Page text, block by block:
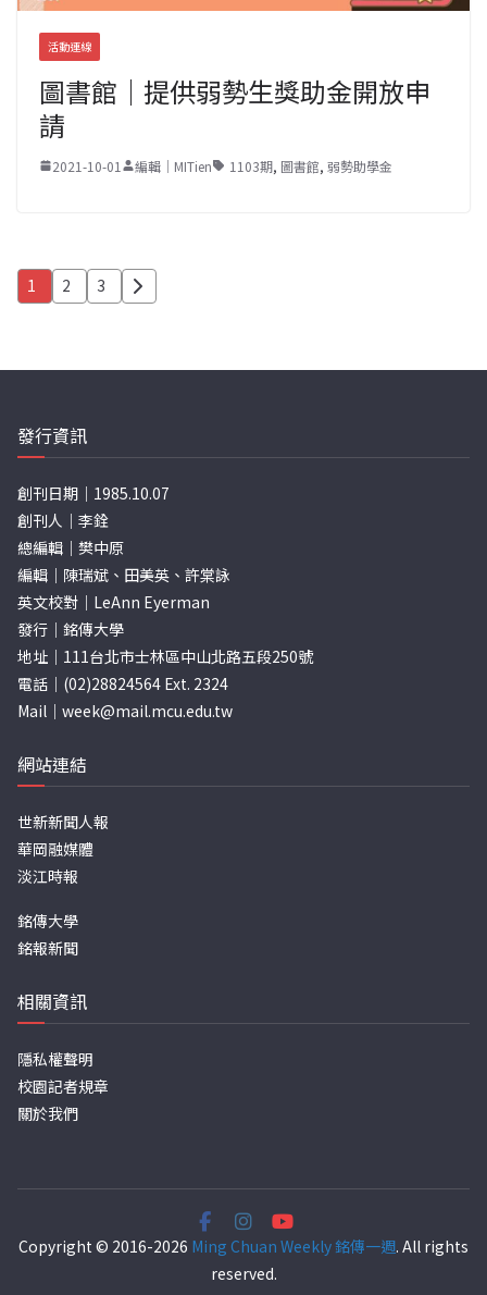
活動連線
圖書館｜提供弱勢生獎助金開放申
請
2021-10-01 編輯｜MITien 1103期, 圖書館, 弱勢助學金
文
分
頁
1 2 3
發行資訊
創刊日期｜1985.10.07
創刊人｜李銓
總編輯｜樊中原
編輯｜陳瑞斌、田美英、許棠詠
英文校對｜LeAnn Eyerman
發行｜銘傳大學
地址｜111台北市士林區中山北路五段250號
電話｜(02)28824564 Ext. 2324
Mail｜ week@mail.mcu.edu.tw
網站連結
世新新聞人報
華岡融媒體
淡江時報
銘傳大學
銘報新聞
相關資訊
隱私權聲明
校園記者規章
關於我們
Copyright © 2016-2026 Ming Chuan Weekly 銘傳一週. All rights
reserved.